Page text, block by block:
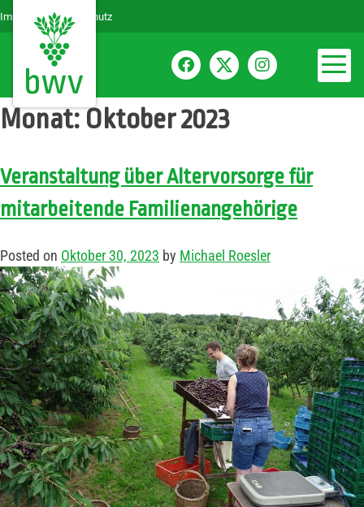
ImpressumDatenschutz
Monat: Oktober 2023
Veranstaltung über Altervorsorge für
mitarbeitende Familienangehörige
Posted on Oktober 30, 2023 by Michael Roesler